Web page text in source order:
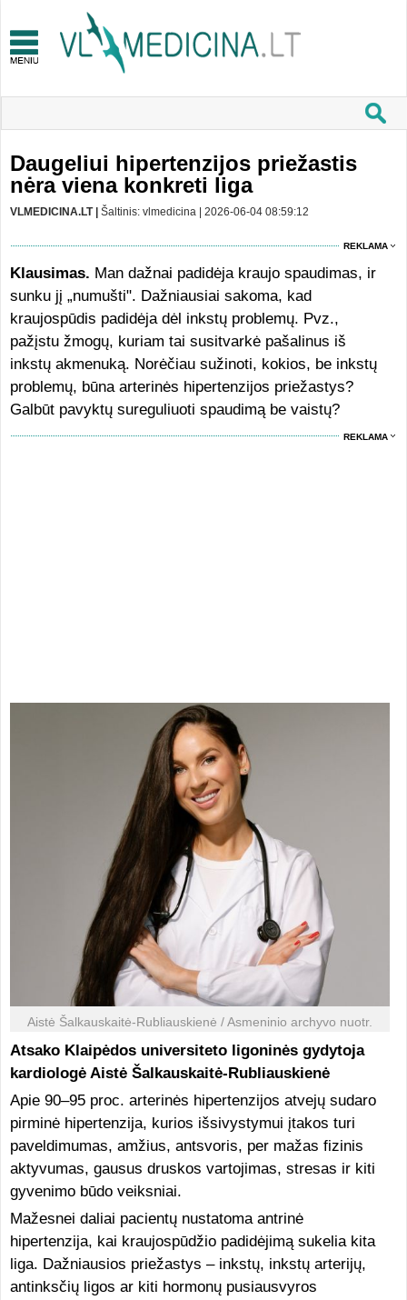
Daugeliui hipertenzijos priežastis
nėra viena konkreti liga
VLMEDICINA.LT | Šaltinis: vlmedicina | 2026-06-04 08:59:12
REKLAMA
Klausimas. Man dažnai padidėja kraujo spaudimas, ir
sunku jį „numušti". Dažniausiai sakoma, kad
kraujospūdis padidėja dėl inkstų problemų. Pvz.,
pažįstu žmogų, kuriam tai susitvarkė pašalinus iš
inkstų akmenuką. Norėčiau sužinoti, kokios, be inkstų
problemų, būna arterinės hipertenzijos priežastys?
Galbūt pavyktų sureguliuoti spaudimą be vaistų?
REKLAMA
Aistė Šalkauskaitė-Rubliauskienė / Asmeninio archyvo nuotr.
Atsako Klaipėdos universiteto ligoninės gydytoja
kardiologė Aistė Šalkauskaitė-Rubliauskienė
Apie 90–95 proc. arterinės hipertenzijos atvejų sudaro
pirminė hipertenzija, kurios išsivystymui įtakos turi
paveldimumas, amžius, antsvoris, per mažas fizinis
aktyvumas, gausus druskos vartojimas, stresas ir kiti
gyvenimo būdo veiksniai.
Mažesnei daliai pacientų nustatoma antrinė
hipertenzija, kai kraujospūdžio padidėjimą sukelia kita
liga. Dažniausios priežastys – inkstų, inkstų arterijų,
antinksčių ligos ar kiti hormonų pusiausvyros